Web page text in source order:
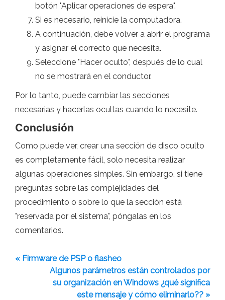
botón "Aplicar operaciones de espera".
Si es necesario, reinicie la computadora.
A continuación, debe volver a abrir el programa
y asignar el correcto que necesita.
Seleccione "Hacer oculto", después de lo cual
no se mostrará en el conductor.
Por lo tanto, puede cambiar las secciones
necesarias y hacerlas ocultas cuando lo necesite.
Conclusión
Como puede ver, crear una sección de disco oculto
es completamente fácil, solo necesita realizar
algunas operaciones simples. Sin embargo, si tiene
preguntas sobre las complejidades del
procedimiento o sobre lo que la sección está
"reservada por el sistema", póngalas en los
comentarios.
« Firmware de PSP o flasheo
Algunos parámetros están controlados por
su organización en Windows ¿qué significa
este mensaje y cómo eliminarlo?? »